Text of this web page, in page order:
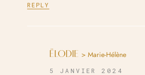
REPLY
ËLODIE > Marie-Hélène
5 JANVIER 2024